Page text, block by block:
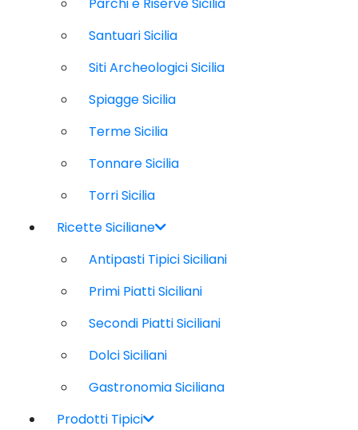
Santuari Sicilia
Siti Archeologici Sicilia
Spiagge Sicilia
Terme Sicilia
Tonnare Sicilia
Torri Sicilia
Ricette Siciliane
Antipasti Tipici Siciliani
Primi Piatti Siciliani
Secondi Piatti Siciliani
Dolci Siciliani
Gastronomia Siciliana
Prodotti Tipici